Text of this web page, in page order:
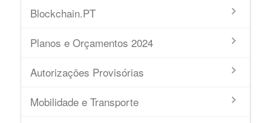
Blockchain.PT
Planos e Orçamentos 2024
Autorizações Provisórias
Mobilidade e Transporte